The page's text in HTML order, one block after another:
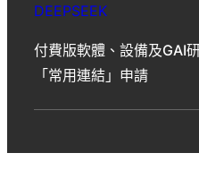
DEEPSEEK
付費版軟體、設備及GAI
「常用連結」申請